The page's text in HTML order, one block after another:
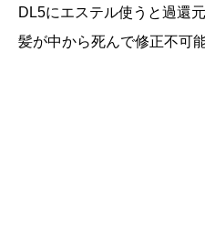
DL5にエステル使うと過還
髪が中から死んで修正不可